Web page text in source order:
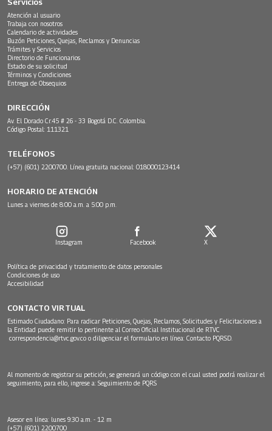
Atención al usuario
Trabaja con nosotros
Calendario de actividades
Buzón Peticiones, Quejas, Reclamos y Denuncias
Trámites y Servicios
Directorio de Funcionarios
Estado de su solicitud
Términos y Condiciones
Entrega de Obsequios
DIRECCIÓN
Av. El Dorado Cr.45 # 26 - 33 Bogotá D.C. Colombia.
Código Postal: 111321
TELÉFONOS
(+57) (601) 2200700. Línea gratuita nacional: 018000123414
HORARIO DE ATENCIÓN
Lunes a viernes de 8:00 a.m. a 5:00 p.m.
Instagram Facebook X
Política de privacidad y tratamiento de datos personales
Condiciones de uso
Accesibilidad
CONTACTO VIRTUAL
Estimado Ciudadano: Para radicar Peticiones, Quejas, Reclamos, Solicitudes y Felicitaciones a
la Entidad puede remitir lo pertinente al Correo Oficial Institucional de RTVC
correspondencia@rtvc.gov.co o diligenciar el formulario en línea: Contacto PQRSD.
Al momento de registrar su petición, se generará un código con el cual usted podrá realizar el
seguimiento, para ello, ingrese a: Seguimiento de PQRS
Asesor en línea: lunes 9:30 a.m. - 12 m
(+57) (601) 2200700